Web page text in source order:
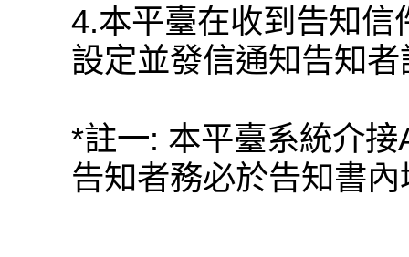
4.本平臺在收到告知信
設定並發信通知告知
*註一: 本平臺系統介
告知者務必於告知書